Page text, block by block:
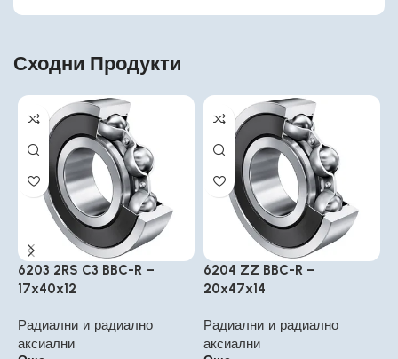
Сходни Продукти
6203 2RS C3 BBC-R –
17x40x12
Радиални и радиално
аксиални
6204 ZZ BBC-R –
20x47x14
Радиални и радиално
аксиални